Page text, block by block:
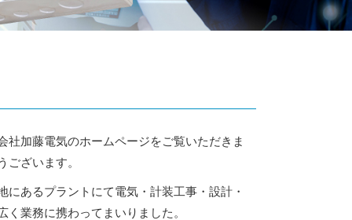
社加藤電気のホームページをご覧いただきま
ございます。
にあるプラントにて電気・計装工事・設計・
く業務に携わってまいりました。